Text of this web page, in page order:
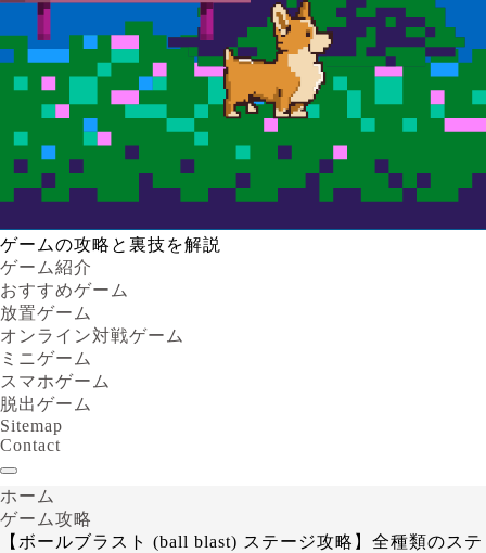
ゲームの攻略と裏技を解説
ゲーム紹介
おすすめゲーム
放置ゲーム
オンライン対戦ゲーム
ミニゲーム
スマホゲーム
脱出ゲーム
Sitemap
Contact
ホーム
ゲーム攻略
【ボールブラスト (ball blast) ステージ攻略】全種類のステ